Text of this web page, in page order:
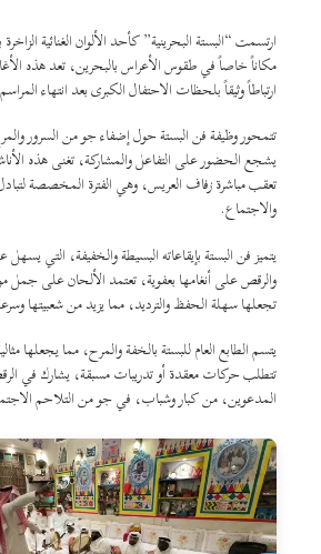
ارتسمت “البستة البحرينية” كأحد الألوان الغنائية
مكاناً خاصاً في طقوس الأعراس بالبحرين، تعد هذه
ارتباطاً وثيقاً بلحظات الاحتفال الكبرى بعد انتهاء
تتمحور وظيفة فن البستة حول إضفاء جو من السرور
يشجع الحضور على التفاعل والمشاركة، تغنى هذه
تعقب مباشرة زفاف العريس، وهي الفترة المخصصة
والاجتماع.
يتميز فن البستة بإيقاعاته البسيطة والخفيفة، التي
والرقص على أنغامها بعفوية، تعتمد الألحان على جمل
تجعلها سهلة الحفظ والترديد، مما يزيد من شعبيتها
يتسم الطابع العام للبستة بالخفة والمرح، مما يجعلها
تتطلب حركات معقدة أو تدريبات مسبقة، يشارك في
المدعوين، من كبار وشباب، في جو من التلاحم